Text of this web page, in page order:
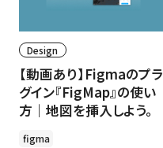
Design
【動画あり】Figmaのプラ
グイン『FigMap』の使い
方｜地図を挿入しよう。
figma